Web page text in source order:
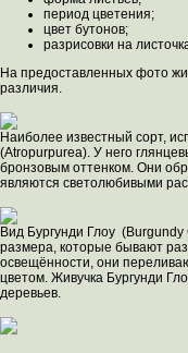
период цветения;
цвет бутонов;
разрисовки на
На предоставленных фото
различия.
Наиболее известный сорт,
(Atropurpurea). У него
бронзовым оттенком. Они
являются светолюбивыми
Вид Бургунди Глоу
размера, которые бывают
освещённости, они
цветом. Живучка Бургунди
деревьев.